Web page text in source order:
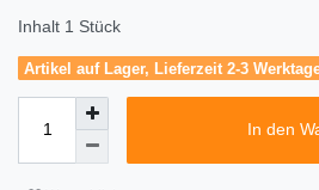
Inhalt 1 Stück
Artikel auf Lager, Lieferzeit 2-3
In den